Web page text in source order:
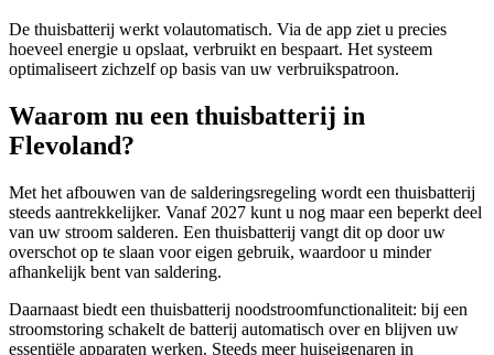
De thuisbatterij werkt volautomatisch. Via de app ziet u precies
hoeveel energie u opslaat, verbruikt en bespaart. Het systeem
optimaliseert zichzelf op basis van uw verbruikspatroon.
Waarom nu een thuisbatterij in
Flevoland?
Met het afbouwen van de salderingsregeling wordt een thuisbatterij
steeds aantrekkelijker. Vanaf 2027 kunt u nog maar een beperkt deel
van uw stroom salderen. Een thuisbatterij vangt dit op door uw
overschot op te slaan voor eigen gebruik, waardoor u minder
afhankelijk bent van saldering.
Daarnaast biedt een thuisbatterij noodstroomfunctionaliteit: bij een
stroomstoring schakelt de batterij automatisch over en blijven uw
essentiële apparaten werken. Steeds meer huiseigenaren in